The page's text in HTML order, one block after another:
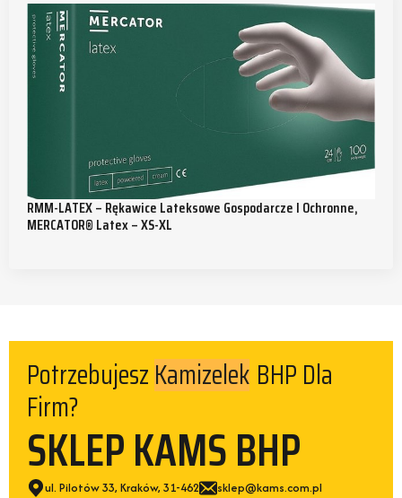
RMM-LATEX – Rękawice Lateksowe Gospodarcze I Ochronne,
MERCATOR® Latex – XS-XL
PotrzebujeszKamizelek BHP Dla
Firm?
SKLEP KAMS BHP
ul. Pilotów 33, Kraków, 31-462
sklep@kams.com.pl